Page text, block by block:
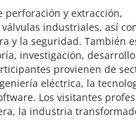
perforación y extracción,
industriales, así
y la seguridad. También
investigación,
provienen de
eléctrica, la
Los visitantes
la industria